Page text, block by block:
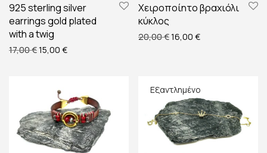
925 sterling silver
earrings gold plated
with a twig
17,00€Original price was: 17,00 €.
15,00 €Η τρέχουσα τιμή είναι: 15,00 €.
Χειροποίητο βραχιόλι
κύκλος
20,00€Original price was:
16,00 €Η τρέχουσα τιμή